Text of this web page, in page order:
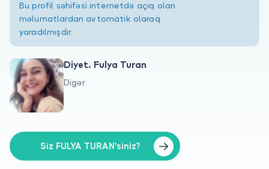
Haqqımızda
Xəstələr üçün
Həkimlər üçün
Bu profil səhifəsi internetdə açıq olan
məlumatlardan avtomatik olaraq
yaradılmışdır.
Diyet. Fulya Turan
Digər
Siz FULYA TURAN'siniz?